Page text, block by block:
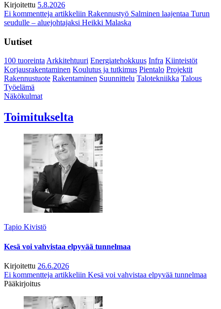
Kirjoitettu 5.8.2026
Ei kommentteja artikkeliin Rakennustyö Salminen laajentaa Turun
seudulle – aluejohtajaksi Heikki Malaska
Uutiset
100 tuoreintaArkkitehtuuri Energiatehokkuus Infra Kiinteistöt
Korjausrakentaminen Koulutus ja tutkimus Pientalo Projektit
Rakennustuote Rakentaminen Suunnittelu Talotekniikka Talous
Työelämä
Näkökulmat
Toimitukselta
Tapio Kivistö
Kesä voi vahvistaa elpyvää tunnelmaa
Kirjoitettu 26.6.2026
Ei kommentteja artikkeliin Kesä voi vahvistaa elpyvää tunnelmaa
Pääkirjoitus